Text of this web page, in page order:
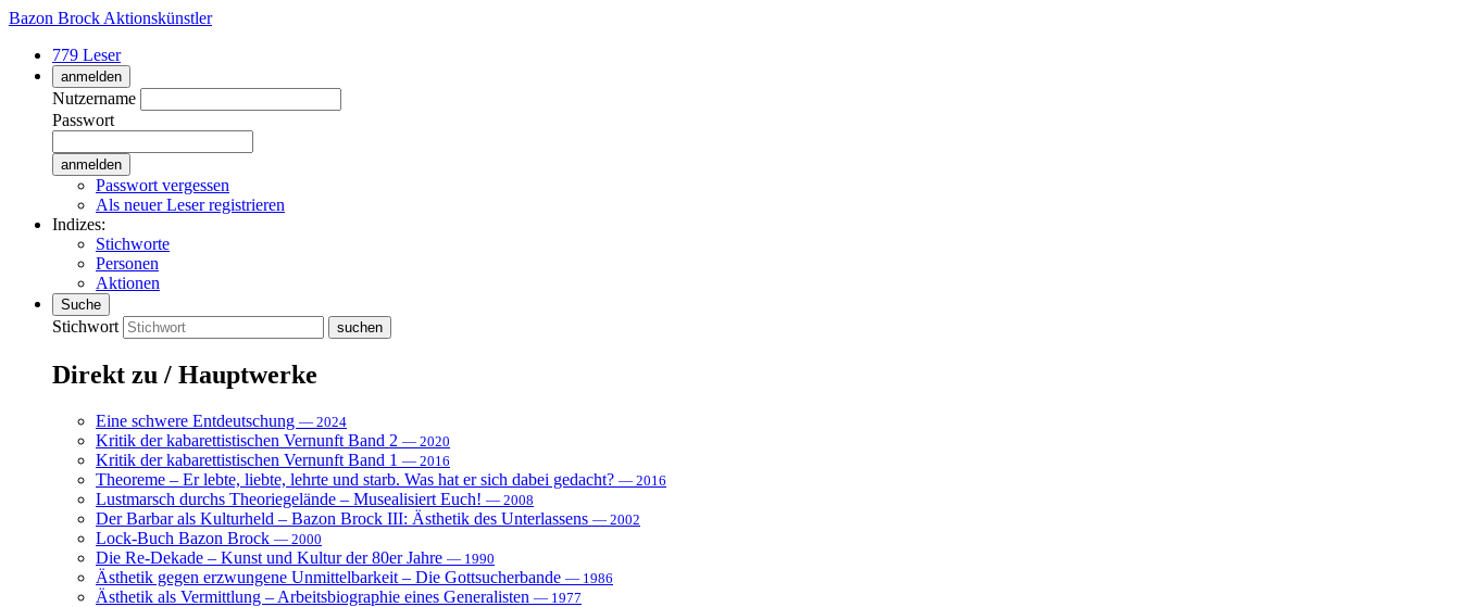
Bazon Brock Aktionskünstler
779 Leser
anmelden
Nutzername
Passwort
Passwort vergessen
Als neuer Leser registrieren
Indizes:
Stichworte
Personen
Aktionen
Suche
Stichwort
Direkt zu / Hauptwerke
Eine schwere Entdeutschung — 2024
Kritik der kabarettistischen Vernunft Band 2 — 2020
Kritik der kabarettistischen Vernunft Band 1 — 2016
Theoreme – Er lebte, liebte, lehrte und starb. Was hat er sich dabei gedacht? — 2016
Lustmarsch durchs Theoriegelände – Musealisiert Euch! — 2008
Der Barbar als Kulturheld – Bazon Brock III: Ästhetik des Unterlassens — 2002
Lock-Buch Bazon Brock — 2000
Die Re-Dekade – Kunst und Kultur der 80er Jahre — 1990
Ästhetik gegen erzwungene Unmittelbarkeit – Die Gottsucherbande — 1986
Ästhetik als Vermittlung – Arbeitsbiographie eines Generalisten — 1977